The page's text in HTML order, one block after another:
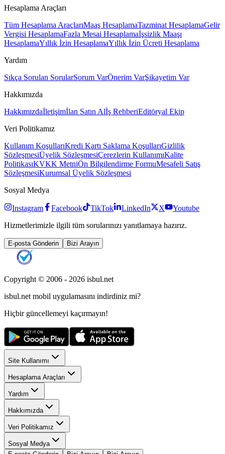
Hesaplama Araçları
Tüm Hesaplama AraçlarıMaaş HesaplamaTazminat HesaplamaGelir
Vergisi HesaplamaFazla Mesai Hesaplamaİşsizlik Maaşı
HesaplamaYıllık İzin HesaplamaYıllık İzin Ücreti Hesaplama
Yardım
Sıkça Sorulan SorularSorum VarÖnerim VarŞikayetim Var
Hakkımızda
Hakkımızdaİletişimİlan Satın Alİş RehberiEditöryal Ekip
Veri Politikamız
Kullanım KoşullarıKredi Kartı Saklama KoşullarıGizlilik
SözleşmesiÜyelik SözleşmesiÇerezlerin KullanımıKalite
PolitikasıKVKK MetniÖn Bilgilendirme FormuMesafeli Satış
SözleşmesiKurumsal Üyelik Sözleşmesi
Sosyal Medya
Instagram Facebook TikTok LinkedIn X
Youtube
Hizmetlerimizle ilgili tüm sorularınızı yanıtlamaya hazırız.
E-posta Gönderin Bizi Arayın
Copyright © 2006 - 2026 isbul.net
isbul.net mobil uygulamasını indirdiniz mi?
Hiçbir güncellemeyi kaçırmayın!
Site Kullanımı
Hesaplama Araçları
Yardım
Hakkımızda
Veri Politikamız
Sosyal Medya